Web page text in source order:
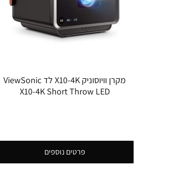
מקרן וויוסוניק X10-4K לד ViewSonic
X10-4K Short Throw LED
פרטים נוספים